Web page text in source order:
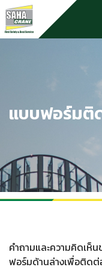
แบบฟอร์มติ
คำถามและความคิดเห็
ฟอร์มด้านล่างเพื่อติดต่